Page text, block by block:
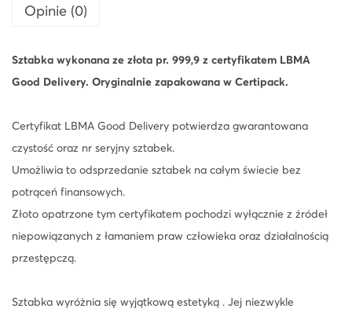
L
M
A
2
4
h
Opinie (0)
Sztabka wykonana ze złota pr. 999,9 z certyfikatem LBMA
Good Delivery. Oryginalnie zapakowana w Certipack.
Certyfikat LBMA Good Delivery potwierdza gwarantowana
czystość oraz nr seryjny sztabek.
Umożliwia to odsprzedanie sztabek na całym świecie bez
potrąceń finansowych.
Złoto opatrzone tym certyfikatem pochodzi wyłącznie z źródeł
niepowiązanych z łamaniem praw człowieka oraz działalnością
przestępczą.
Sztabka wyróżnia się wyjątkową estetyką . Jej niezwykle